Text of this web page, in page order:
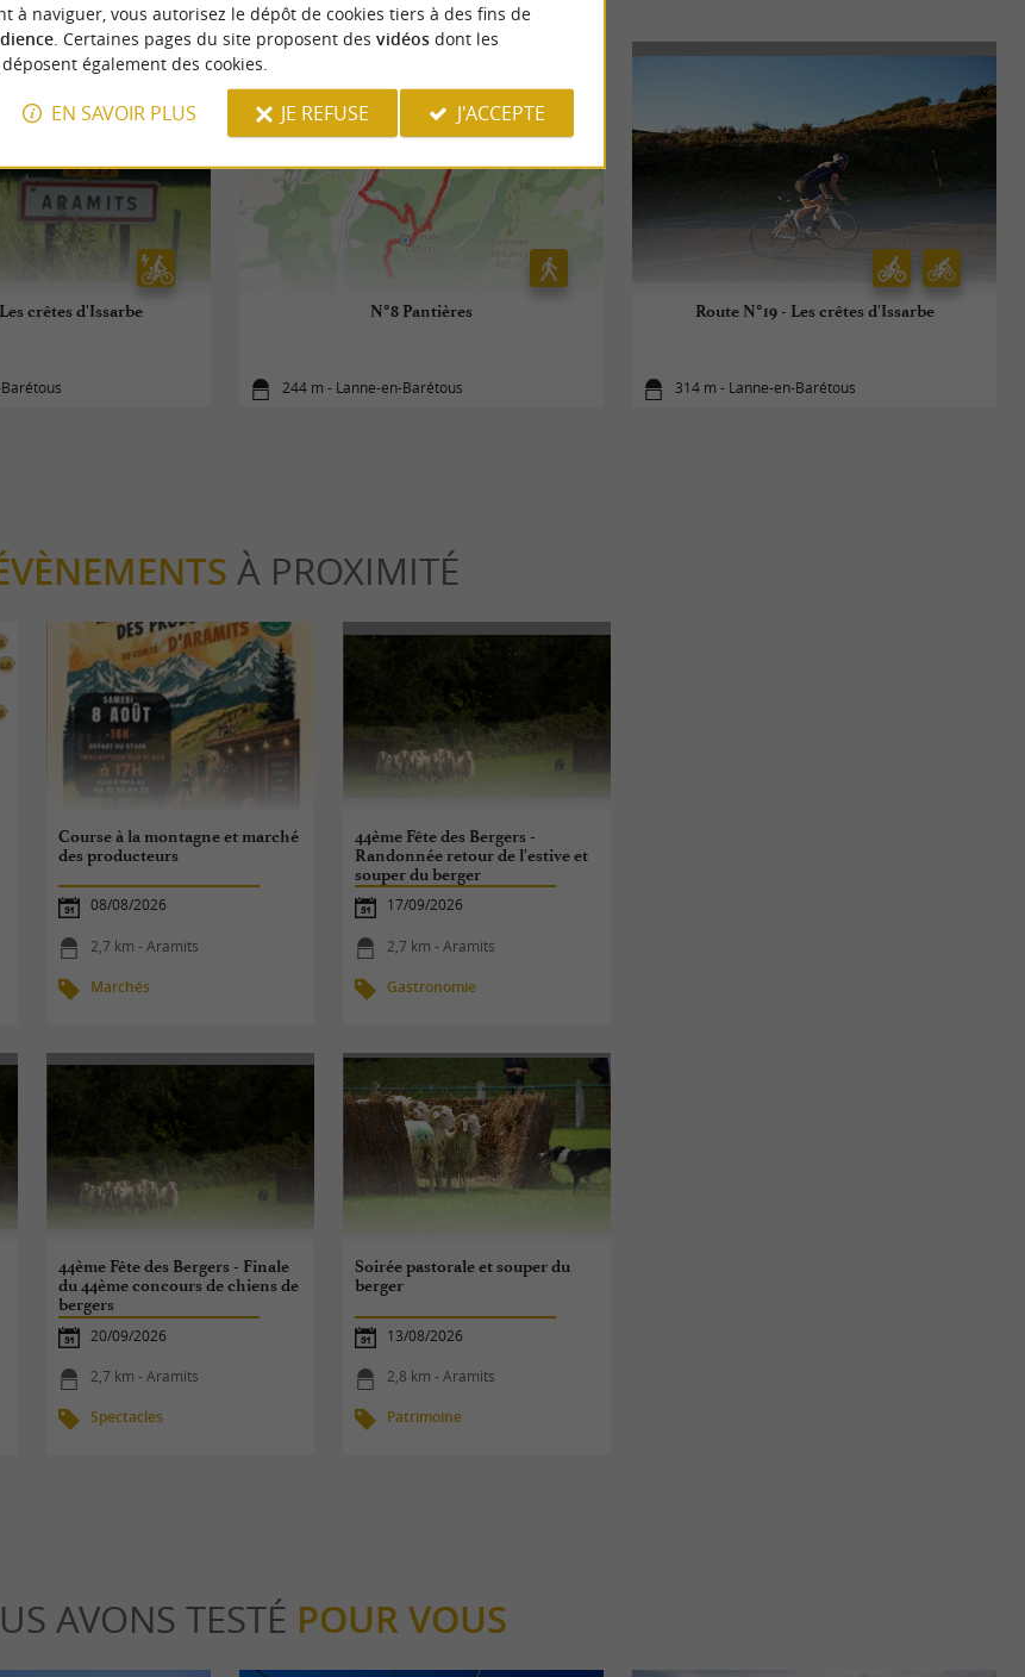
crêtes d'Issarbe N°8 Pantières
244 m - Lanne-en-Barétous
Route N°19 - Les crêtes d'Issarbe
314 m - Lanne-en-Barétous
À PROXIMITÉ
Course à la montagne et marché
des producteurs
08/08/2026
2,7 km - Aramits
Marchés
44ème Fête des Bergers -
Randonnée retour de l'estive et
souper du berger
17/09/2026
2,7 km - Aramits
Gastronomie
44ème Fête des Bergers - Finale
du 44ème concours de chiens de
bergers
20/09/2026
2,7 km - Aramits
Spectacles
Soirée pastorale et souper du
berger
13/08/2026
2,8 km - Aramits
Patrimoine
AVONS TESTÉ POUR VOUS
à naviguer, vous autorisez le dépôt de cookies tiers à des fins de
. Certaines pages du site proposent des vidéosdont les
également des cookies.
EN SAVOIR PLUS JE REFUSE J'ACCEPTE